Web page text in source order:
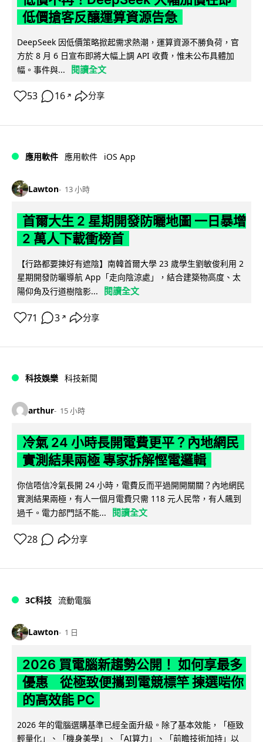
低價搶客反釀運算資源告急
DeepSeek 因低價策略掀起需求熱潮，運算資源不勝負荷，官
方於 8 月 6 日宣布即將大幅上調 API 收費，惟未公布具體加
幅。事件與...
閱讀全文
53 16 ↗ 分享
應用軟件 應用軟件 iOS App
Lawton 13 小時
首爾大生 2 星期開發防曬地圖 一日暴增
2 萬人下載衝榜首
【行路都要揀好有遮陰】南韓首爾大學 23 歲學生劉敏俊利用 2
星期開發防曬導航 App「走向陰涼處」，結合建築物高度、太
陽仰角及行道樹陰影...
閱讀全文
71 3 ↗ 分享
科技娛樂 科技新聞
arthur 15 小時
冷氣 24 小時長開電費更平？內地網民
實測結果兩極 專家拆解慳電邏輯
你信唔信冷氣長開 24 小時，電費反而平過開開關關？內地網民
實測結果兩極，有人一個月電費只需 118 元人民幣，有人飆到
過千。電力部門話不能...
閱讀全文
28 分享
3C科技 流動電腦
Lawton 1 日
2026 買電腦新趨勢公開！ 如何享最多
優惠 從極致便攜到電競標竿 揀選啱你
的高效能 PC
2026 年的電腦選購基準已經全面升級。除了基本效能，「極致
輕量化」、「機身美學」、「AI算力」、「前瞻技術加持」以